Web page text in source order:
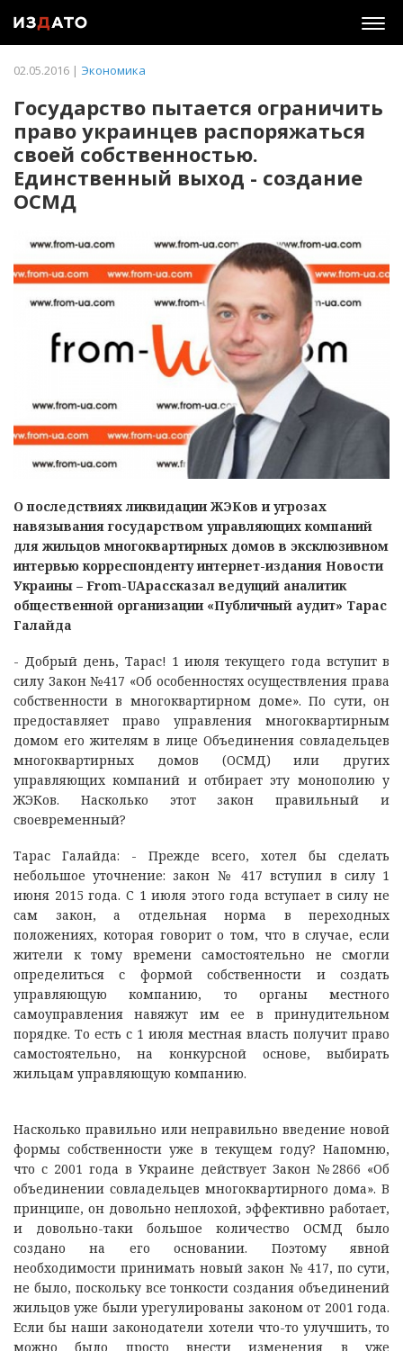
02.05.2016 | Экономика
Государство пытается ограничить
право украинцев распоряжаться
своей собственностью.
Единственный выход - создание
ОСМД
О последствиях ликвидации ЖЭКов и угрозах
навязывания государством управляющих компаний
для жильцов многоквартирных домов в эксклюзивном
интервью корреспонденту интернет-издания Новости
Украины – From-UAрассказал ведущий аналитик
общественной организации «Публичный аудит» Тарас
Галайда
- Добрый день, Тарас! 1 июля текущего года вступит в
силу Закон №417 «Об особенностях осуществления права
собственности в многоквартирном доме». По сути, он
предоставляет право управления многоквартирным
домом его жителям в лице Объединения совладельцев
многоквартирных домов (ОСМД) или других
управляющих компаний и отбирает эту монополию у
ЖЭКов. Насколько этот закон правильный и
своевременный?
Тарас Галайда: - Прежде всего, хотел бы сделать
небольшое уточнение: закон № 417 вступил в силу 1
июня 2015 года. С 1 июля этого года вступает в силу не
сам закон, а отдельная норма в переходных
положениях, которая говорит о том, что в случае, если
жители к тому времени самостоятельно не смогли
определиться с формой собственности и создать
управляющую компанию, то органы местного
самоуправления навяжут им ее в принудительном
порядке. То есть с 1 июля местная власть получит право
самостоятельно, на конкурсной основе, выбирать
жильцам управляющую компанию.
Насколько правильно или неправильно введение новой
формы собственности уже в текущем году? Напомню,
что с 2001 года в Украине действует Закон №2866 «Об
объединении совладельцев многоквартирного дома». В
принципе, он довольно неплохой, эффективно работает,
и довольно-таки большое количество ОСМД было
создано на его основании. Поэтому явной
необходимости принимать новый закон № 417, по сути,
не было, поскольку все тонкости создания объединений
жильцов уже были урегулированы законом от 2001 года.
Если бы наши законодатели хотели что-то улучшить, то
можно было просто внести изменения в уже